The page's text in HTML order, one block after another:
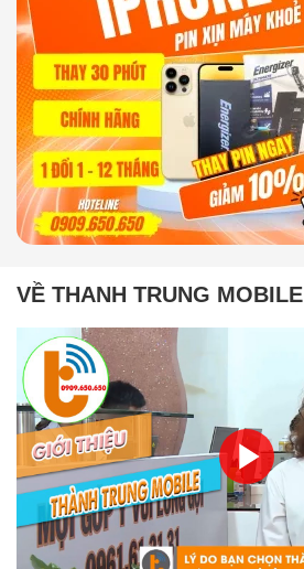
VỀ THANH TRUNG MOBILE